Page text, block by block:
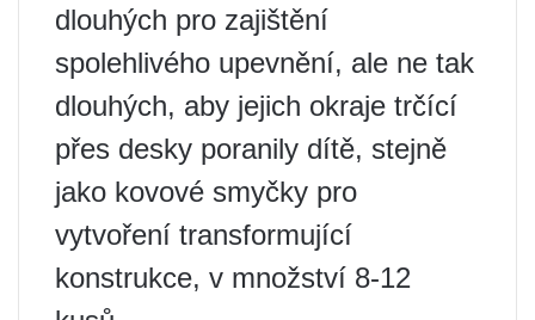
dlouhých pro zajištění
spolehlivého upevnění, ale ne tak
dlouhých, aby jejich okraje trčící
přes desky poranily dítě, stejně
jako kovové smyčky pro
vytvoření transformující
konstrukce, v množství 8-12